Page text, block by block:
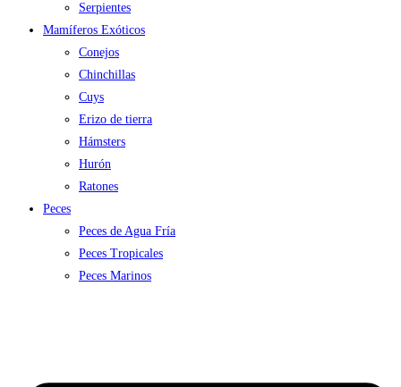
Serpientes
Mamíferos Exóticos
Conejos
Chinchillas
Cuys
Erizo de tierra
Hámsters
Hurón
Ratones
Peces
Peces de Agua Fría
Peces Tropicales
Peces Marinos